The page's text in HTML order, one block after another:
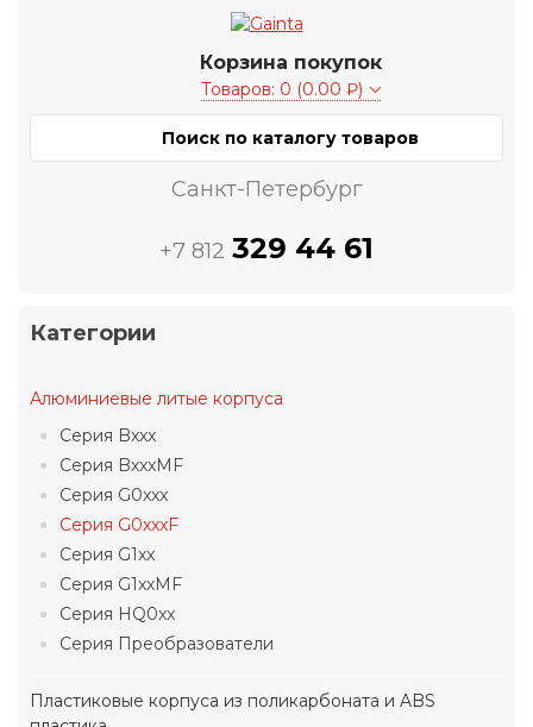
Корзина покупок
Товаров: 0 (0.00 ₽)
Санкт-Петербург
+7 812 329 44 61
Категории
Алюминиевые литые корпуса
Серия Bxxx
Серия BxxxMF
Серия G0xxx
Серия G0xxxF
Серия G1xx
Серия G1xxMF
Серия HQ0xx
Серия Преобразователи
Пластиковые корпуса из поликарбоната и ABS